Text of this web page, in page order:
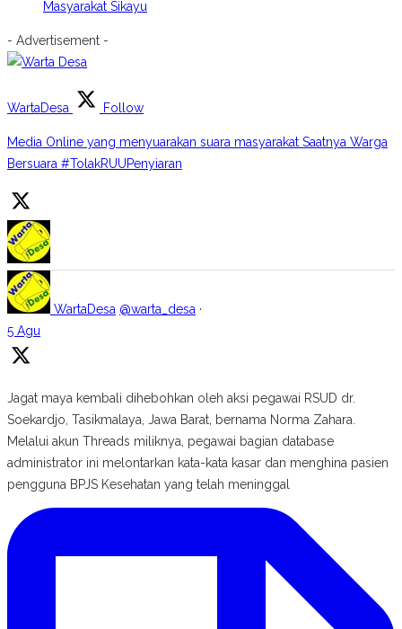
Masyarakat Sikayu
- Advertisement -
WartaDesa Follow
Media Online yang menyuarakan suara masyarakat Saatnya Warga
Bersuara #TolakRUUPenyiaran
WartaDesa @warta_desa ·
5 Agu
Jagat maya kembali dihebohkan oleh aksi pegawai RSUD dr.
Soekardjo, Tasikmalaya, Jawa Barat, bernama Norma Zahara.
Melalui akun Threads miliknya, pegawai bagian database
administrator ini melontarkan kata-kata kasar dan menghina pasien
pengguna BPJS Kesehatan yang telah meninggal